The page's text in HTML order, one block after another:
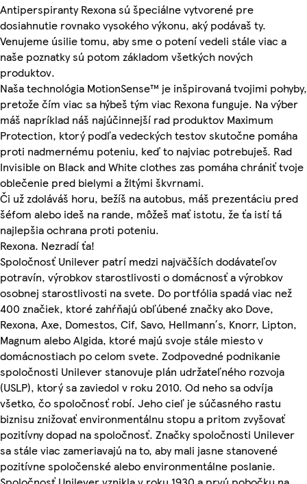
Antiperspiranty Rexona sú špeciálne vytvorené pre
dosiahnutie rovnako vysokého výkonu, aký podávaš ty.
Venujeme úsilie tomu, aby sme o potení vedeli stále viac a
naše poznatky sú potom základom všetkých nových
produktov.
Naša technológia MotionSense™ je inšpirovaná tvojimi pohyby,
pretože čím viac sa hýbeš tým viac Rexona funguje. Na výber
máš napríklad náš najúčinnejší rad produktov Maximum
Protection, ktorý podľa vedeckých testov skutočne pomáha
proti nadmernému poteniu, keď to najviac potrebuješ. Rad
Invisible on Black and White clothes zas pomáha chrániť tvoje
oblečenie pred bielymi a žltými škvrnami.
Či už zdoláváš horu, bežíš na autobus, máš prezentáciu pred
šéfom alebo ideš na rande, môžeš mať istotu, že ťa istí tá
najlepšia ochrana proti poteniu.
Rexona. Nezradí ťa!
Spoločnosť Unilever patrí medzi najväčších dodávateľov
potravín, výrobkov starostlivosti o domácnosť a výrobkov
osobnej starostlivosti na svete. Do portfólia spadá viac než
400 značiek, ktoré zahŕňajú obľúbené značky ako Dove,
Rexona, Axe, Domestos, Cif, Savo, Hellmann´s, Knorr, Lipton,
Magnum alebo Algida, ktoré majú svoje stále miesto v
domácnostiach po celom svete. Zodpovedné podnikanie
spoločnosti Unilever stanovuje plán udržateľného rozvoja
(USLP), ktorý sa zaviedol v roku 2010. Od neho sa odvíja
všetko, čo spoločnosť robí. Jeho cieľ je súčasného rastu
biznisu znižovať environmentálnu stopu a pritom zvyšovať
pozitívny dopad na spoločnosť. Značky spoločnosti Unilever
sa stále viac zameriavajú na to, aby mali jasne stanovené
pozitívne spoločenské alebo environmentálne poslanie.